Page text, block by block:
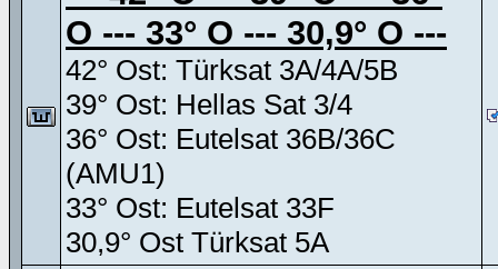
O --- 33° O --- 30,9° O ---
42° Ost: Türksat 3A/4A/5B
39° Ost: Hellas Sat 3/4
36° Ost: Eutelsat 36B/36C
(AMU1)
33° Ost: Eutelsat 33F
30,9° Ost Türksat 5A